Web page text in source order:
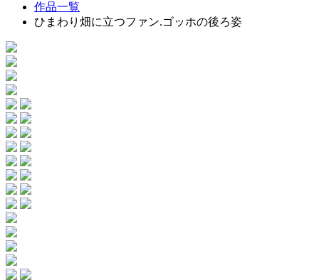
作品一覧
ひまわり畑に立つファン.ゴッホの後ろ姿